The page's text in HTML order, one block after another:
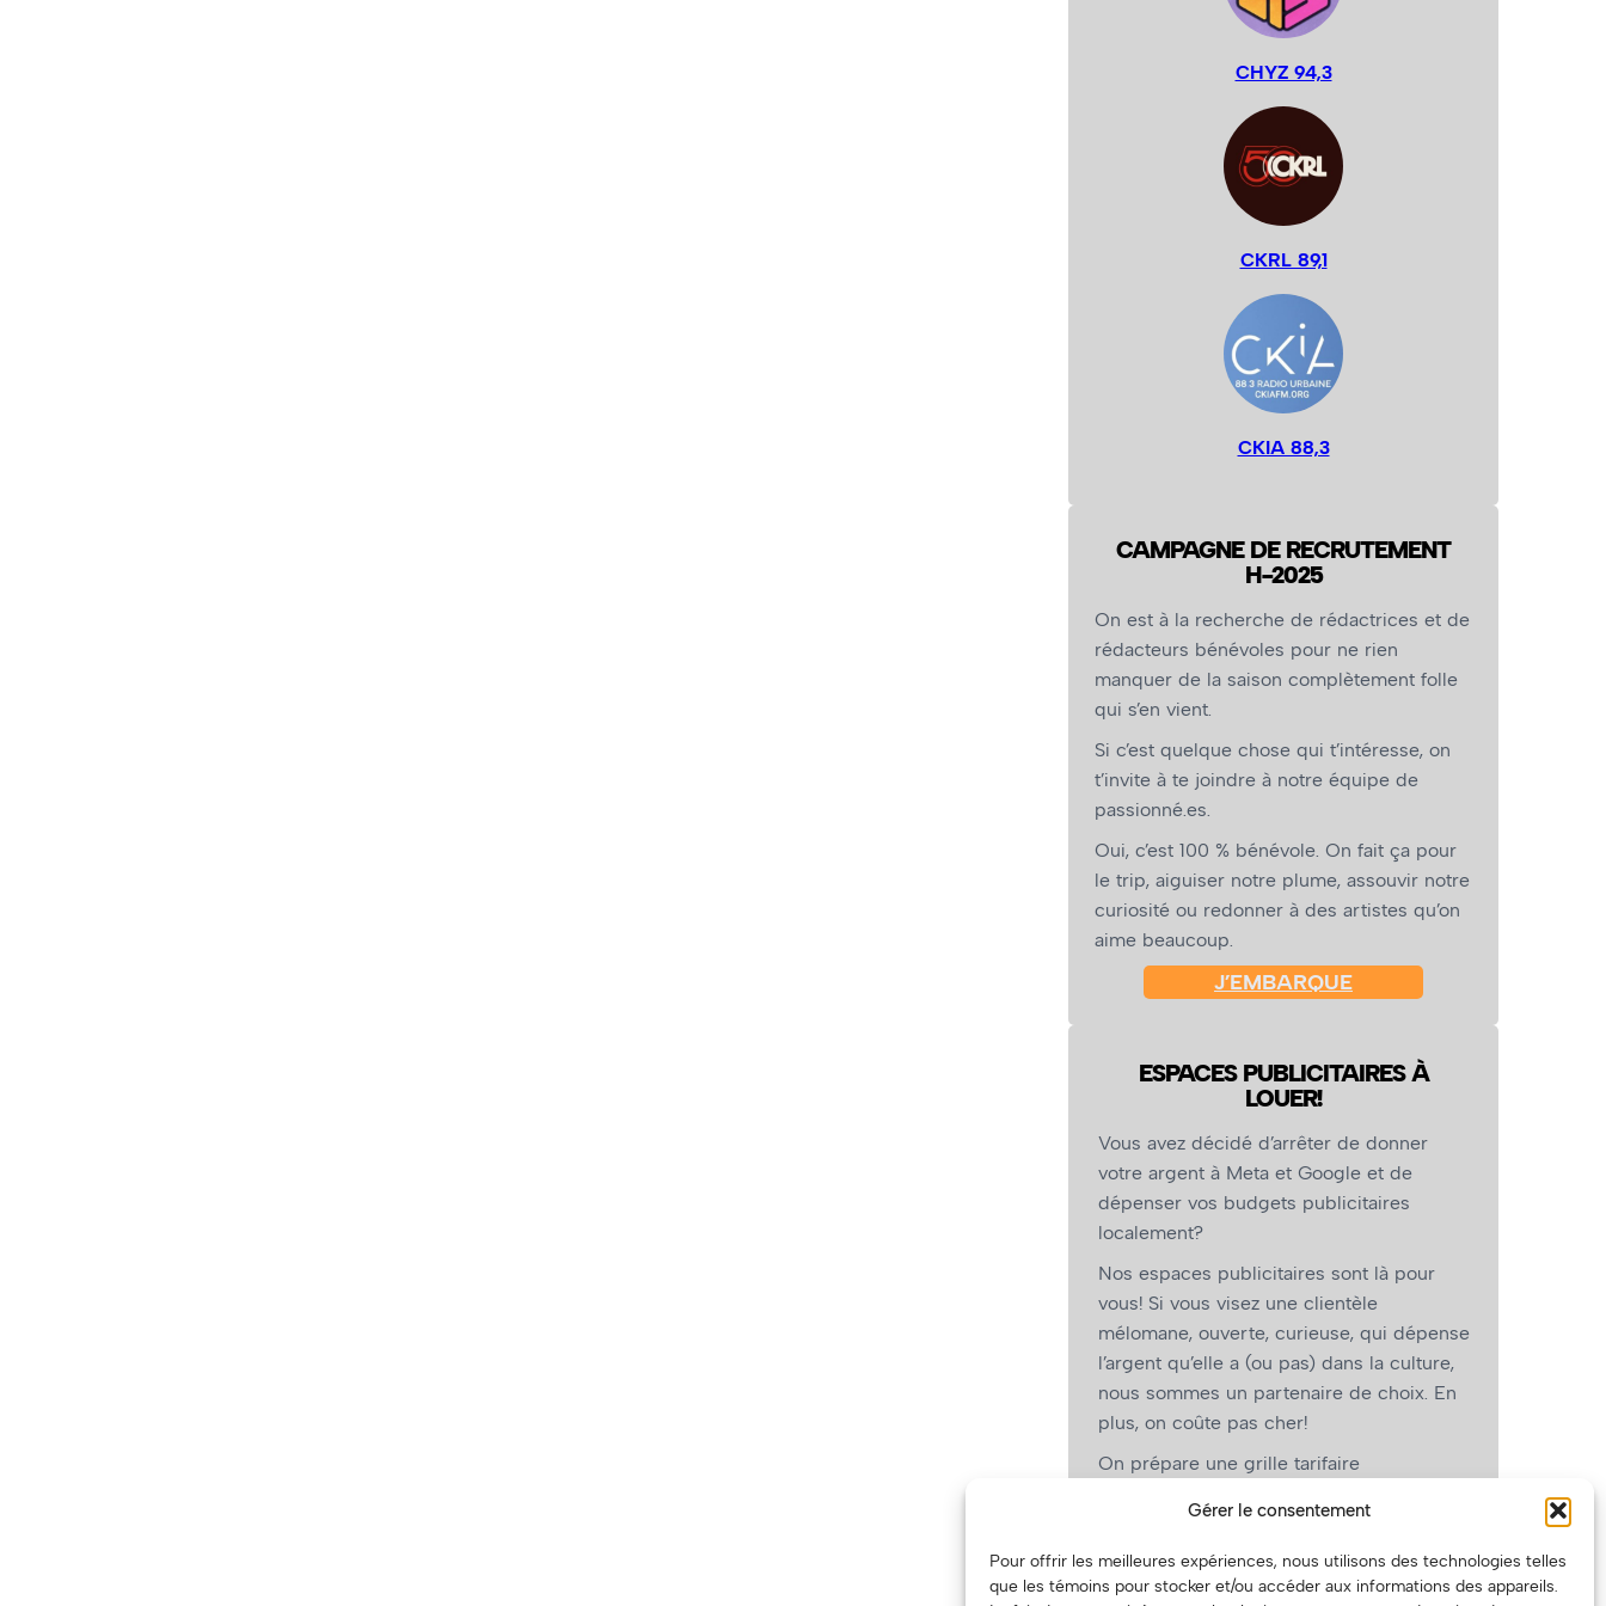
Gérer le consentement
Pour offrir les meilleures expériences, nous utilisons des technologies telles
que les témoins pour stocker et/ou accéder aux informations des appareils.
CHYZ 94,3
CKRL 89,1
CKIA 88,3
CAMPAGNE DE RECRUTEMENT
H-2025
On est à la recherche de rédactrices et de
rédacteurs bénévoles pour ne rien
manquer de la saison complètement folle
qui s’en vient.
Si c’est quelque chose qui t’intéresse, on
t’invite à te joindre à notre équipe de
passionné.es.
Oui, c’est 100 % bénévole. On fait ça pour
le trip, aiguiser notre plume, assouvir notre
curiosité ou redonner à des artistes qu’on
aime beaucoup.
J’EMBARQUE
ESPACES PUBLICITAIRES À
LOUER!
Vous avez décidé d’arrêter de donner
votre argent à Meta et Google et de
dépenser vos budgets publicitaires
localement?
Nos espaces publicitaires sont là pour
vous! Si vous visez une clientèle
mélomane, ouverte, curieuse, qui dépense
l’argent qu’elle a (ou pas) dans la culture,
nous sommes un partenaire de choix. En
plus, on coûte pas cher!
On prépare une grille tarifaire
vous, les artistes!)